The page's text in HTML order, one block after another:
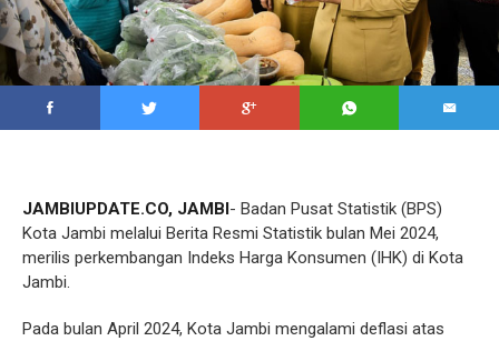
JAMBIUPDATE.CO, JAMBI- Badan Pusat Statistik (BPS)
Kota Jambi melalui Berita Resmi Statistik bulan Mei 2024,
merilis perkembangan Indeks Harga Konsumen (IHK) di Kota
Jambi.
Pada bulan April 2024, Kota Jambi mengalami deflasi atas